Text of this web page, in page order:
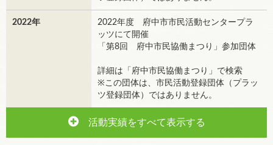
2022年
2022年度 府中市市民活動センタープラ
ッツにて開催
「第8回 府中市民協働まつり」参加団体
詳細は「府中市民協働まつり」で検索
※この団体は、市民活動登録団体（プラッ
ツ登録団体）ではありません。
活動実績をすべて表示する